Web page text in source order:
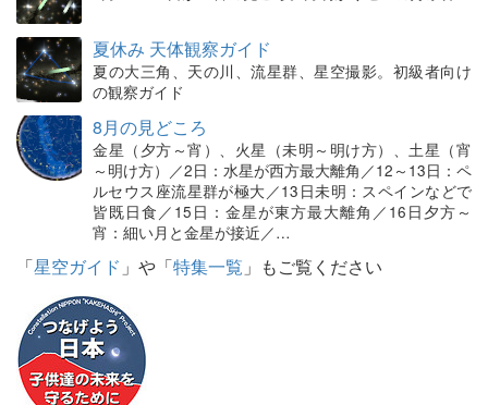
夏休み 天体観察ガイド
夏の大三角、天の川、流星群、星空撮影。初級者向け
の観察ガイド
8月の見どころ
金星（夕方～宵）、火星（未明～明け方）、土星（宵
～明け方）／2日：水星が西方最大離角／12～13日：ペ
ルセウス座流星群が極大／13日未明：スペインなどで
皆既日食／15日：金星が東方最大離角／16日夕方～
宵：細い月と金星が接近／…
「星空ガイド 」や「特集一覧 」もご覧ください